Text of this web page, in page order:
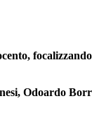
Odoardo